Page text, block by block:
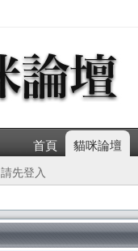
首頁 貓咪論壇
請先登入